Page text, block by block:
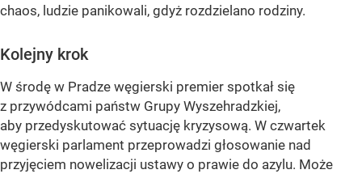
chaos, ludzie panikowali, gdyż rozdzielano rodziny.
Kolejny krok
W środę w Pradze węgierski premier spotkał się
z przywódcami państw Grupy Wyszehradzkiej,
aby przedyskutować sytuację kryzysową. W czwartek
węgierski parlament przeprowadzi głosowanie nad
przyjęciem nowelizacji ustawy o prawie do azylu. Może